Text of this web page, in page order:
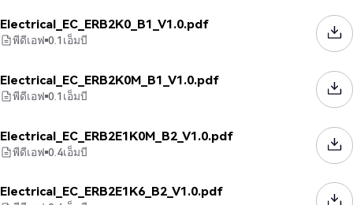
Electrical_EC_ERB2K0_B1_V1.0.pdf
พีดีเอฟ 0.1เอ็มบี
Electrical_EC_ERB2K0M_B1_V1.0.pdf
พีดีเอฟ 0.1เอ็มบี
Electrical_EC_ERB2E1K0M_B2_V1.0.pdf
พีดีเอฟ 0.4เอ็มบี
Electrical_EC_ERB2E1K6_B2_V1.0.pdf